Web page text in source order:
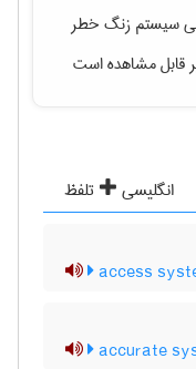
سیستم زنگ خطر
قابل مشاهده است
انگلیسی
تلفظ
access
accurate